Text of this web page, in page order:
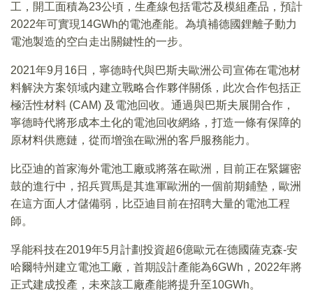
工，開工面積為23公頃，生產線包括電芯及模組產品，預計
2022年可實現14GWh的電池產能。為填補德國鋰離子動力
電池製造的空白走出關鍵性的一步。
2021年9月16日，寧德時代與巴斯夫歐洲公司宣佈在電池材
料解決方案領域内建立戰略合作夥伴關係，此次合作包括正
極活性材料 (CAM) 及電池回收。通過與巴斯夫展開合作，
寧德時代將形成本土化的電池回收網絡，打造一條有保障的
原材料供應鏈，從而增強在歐洲的客戶服務能力。
比亞迪的首家海外電池工廠或將落在歐洲，目前正在緊鑼密
鼓的進行中，招兵買馬是其進軍歐洲的一個前期鋪墊，歐洲
在這方面人才儲備弱，比亞迪目前在招聘大量的電池工程
師。
孚能科技在2019年5月計劃投資超6億歐元在德國薩克森-安
哈爾特州建立電池工廠，首期設計產能為6GWh，2022年將
正式建成投產，未來該工廠產能將提升至10GWh。